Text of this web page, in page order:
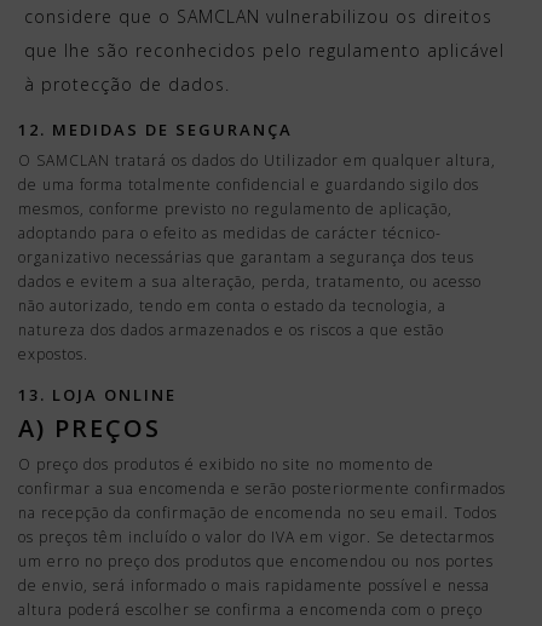
considere que o SAMCLAN vulnerabilizou os direitos
que lhe são reconhecidos pelo regulamento aplicável
à protecção de dados.
12. MEDIDAS DE SEGURANÇA
O SAMCLAN tratará os dados do Utilizador em qualquer altura,
de uma forma totalmente confidencial e guardando sigilo dos
mesmos, conforme previsto no regulamento de aplicação,
adoptando para o efeito as medidas de carácter técnico-
organizativo necessárias que garantam a segurança dos teus
dados e evitem a sua alteração, perda, tratamento, ou acesso
não autorizado, tendo em conta o estado da tecnologia, a
natureza dos dados armazenados e os riscos a que estão
expostos.
13. LOJA ONLINE
A) PREÇOS
O preço dos produtos é exibido no site no momento de
confirmar a sua encomenda e serão posteriormente confirmados
na recepção da confirmação de encomenda no seu email. Todos
os preços têm incluído o valor do IVA em vigor. Se detectarmos
um erro no preço dos produtos que encomendou ou nos portes
de envio, será informado o mais rapidamente possível e nessa
altura poderá escolher se confirma a encomenda com o preço